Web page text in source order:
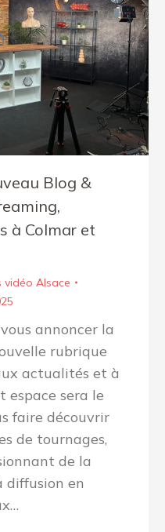
Blog &
à Colmar et
vidéo Alsace
annoncer la
rubrique
actualités et à
espace sera le
faire découvrir
de tournages,
de la
diffusion en